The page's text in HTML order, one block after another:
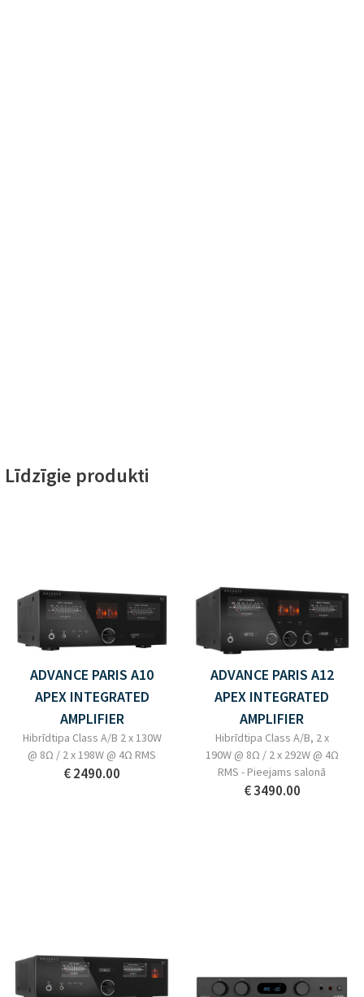
Līdzīgie produkti
ADVANCE PARIS A10
APEX INTEGRATED
AMPLIFIER
Hibrīdtipa Class A/B 2 x 130W
@ 8Ω / 2 x 198W @ 4Ω RMS
€ 2490.00
ADVANCE PARIS A12
APEX INTEGRATED
AMPLIFIER
Hibrīdtipa Class A/B, 2 x
190W @ 8Ω / 2 x 292W @ 4Ω
RMS - Pieejams salonā
€ 3490.00